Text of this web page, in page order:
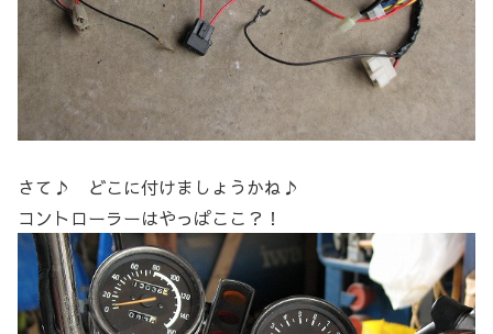
さて♪ どこに付けましょうかね♪
コントローラーはやっぱここ？！